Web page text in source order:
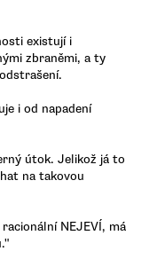
existují i
zbraněmi, a ty
i od napadení
útok. Jelikož já to
na takovou
NEJEVÍ, má